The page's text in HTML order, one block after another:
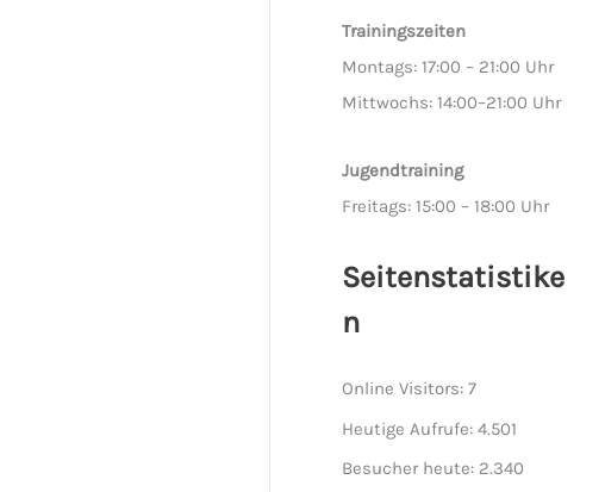
Trainingszeiten
Montags: 17:00 – 21:00 Uhr
Mittwochs: 14:00–21:00 Uhr
Jugendtraining
Freitags: 15:00 – 18:00 Uhr
Seitenstatistike
n
Online Visitors:7
Heutige Aufrufe:4.501
Besucher heute: 2.340